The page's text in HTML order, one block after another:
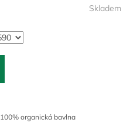
Skladem
100% organická bavlna